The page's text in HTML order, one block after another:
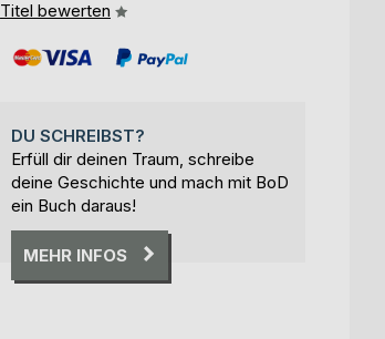
Titel bewerten
DU SCHREIBST?
Erfüll dir deinen Traum, schreibe
deine Geschichte und mach mit BoD
ein Buch daraus!
MEHR INFOS